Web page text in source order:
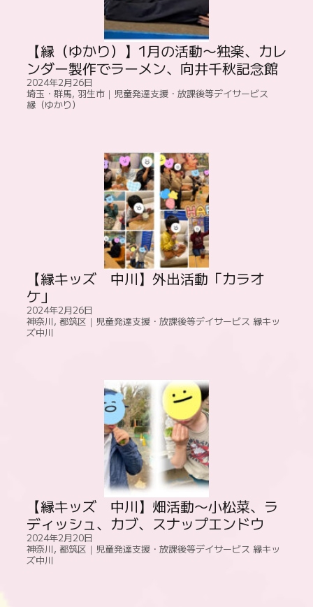
【縁（ゆかり）】1月の活動〜独楽、カレ
ンダー製作でラーメン、向井千秋記念館
2024年2月26日
埼玉・群馬, 羽生市｜児童発達支援・放課後等デイサービス
縁（ゆかり）
【縁キッズ 中川】外出活動「カラオ
ケ」
2024年2月26日
神奈川, 都筑区｜児童発達支援・放課後等デイサービス 縁キッ
ズ中川
【縁キッズ 中川】畑活動〜小松菜、ラ
ディッシュ、カブ、スナップエンドウ
2024年2月20日
神奈川, 都筑区｜児童発達支援・放課後等デイサービス 縁キッ
ズ中川